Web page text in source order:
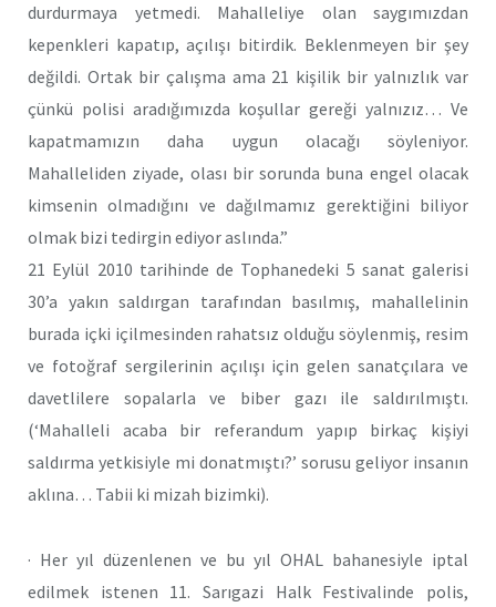
durdurmaya yetmedi. Mahalleliye olan saygımızdan
kepenkleri kapatıp, açılışı bitirdik. Beklenmeyen bir şey
değildi. Ortak bir çalışma ama 21 kişilik bir yalnızlık var
çünkü polisi aradığımızda koşullar gereği yalnızız… Ve
kapatmamızın daha uygun olacağı söyleniyor.
Mahalleliden ziyade, olası bir sorunda buna engel olacak
kimsenin olmadığını ve dağılmamız gerektiğini biliyor
olmak bizi tedirgin ediyor aslında.”
21 Eylül 2010 tarihinde de Tophanedeki 5 sanat galerisi
30’a yakın saldırgan tarafından basılmış, mahallelinin
burada içki içilmesinden rahatsız olduğu söylenmiş, resim
ve fotoğraf sergilerinin açılışı için gelen sanatçılara ve
davetlilere sopalarla ve biber gazı ile saldırılmıştı.
(‘Mahalleli acaba bir referandum yapıp birkaç kişiyi
saldırma yetkisiyle mi donatmıştı?’ sorusu geliyor insanın
aklına… Tabii ki mizah bizimki).
· Her yıl düzenlenen ve bu yıl OHAL bahanesiyle iptal
edilmek istenen 11. Sarıgazi Halk Festivalinde polis,